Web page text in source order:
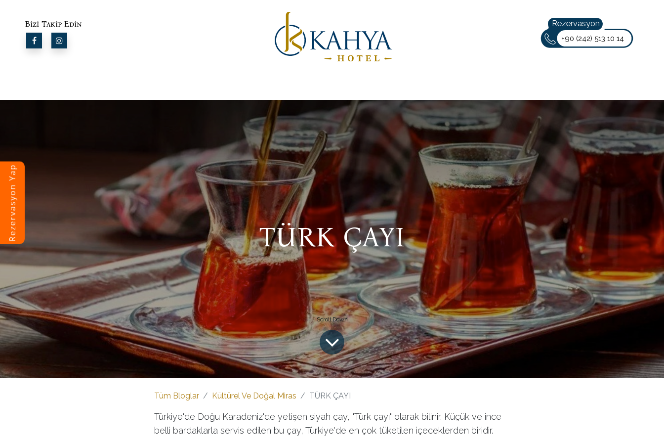
Bizi Takip Edin Rezervasyon
+90 (242) 513 10 14
TÜRK ÇAYI
Tüm Bloglar Kültürel Ve Doğal Miras TÜRK ÇAYI
Türkiye'de Doğu Karadeniz'de yetişen siyah çay, "Türk çayı" olarak bilinir. Küçük ve ince
belli bardaklarla servis edilen bu çay, Türkiye'de en çok tüketilen içeceklerden biridir.
Rezervasyon Yap